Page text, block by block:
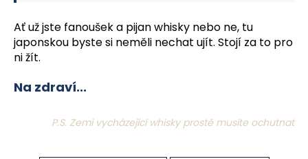
Ať už jste fanoušek a pijan whisky nebo ne, tu
japonskou byste si neměli nechat ujít. Stojí za to pro
ni žít.
Na zdraví...
P.S. Zemi vycházející whisky prostě musíte ochutnat